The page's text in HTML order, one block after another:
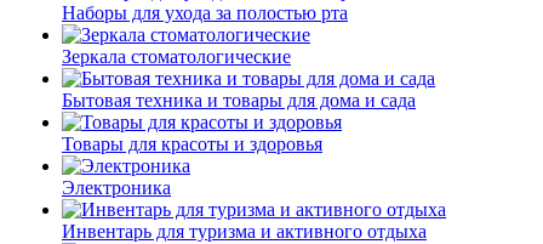
Наборы для ухода за полостью рта
Зеркала стоматологические
Бытовая техника и товары для дома и сада
Товары для красоты и здоровья
Электроника
Инвентарь для туризма и активного отдыха